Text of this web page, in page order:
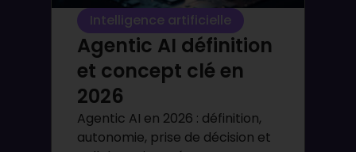
Intelligence artificielle
Agentic AI définition
et concept clé en
2026
Agentic AI en 2026 : définition,
autonomie, prise de décision et